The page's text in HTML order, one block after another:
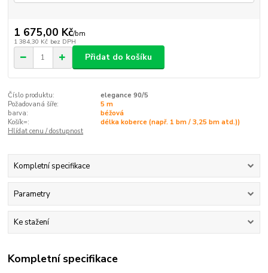
1 675,00 Kč/bm
1 384,30 Kč bez DPH
Přidat do košíku
Číslo produktu:
elegance 90/5
Požadovaná šíře:
5 m
barva:
béžová
Košík=:
délka koberce (např. 1 bm / 3,25 bm atd.))
Hlídat cenu / dostupnost
Kompletní specifikace
Parametry
Ke stažení
Kompletní specifikace